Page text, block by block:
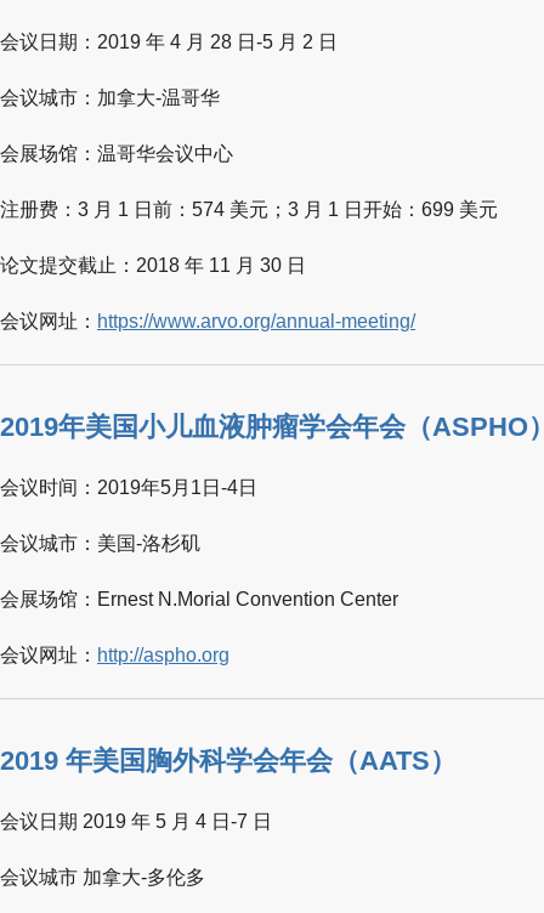
会议日期：2019 年 4 月 28 日-5 月 2 日
会议城市：加拿大-温哥华
会展场馆：温哥华会议中心
注册费：3 月 1 日前：574 美元；3 月 1 日开始：699 美元
论文提交截止：2018 年 11 月 30 日
会议网址： https://www.arvo.org/annual-meeting/
2019年美国小儿血液肿瘤学会年会（ASPHO
会议时间：2019年5月1日-4日
会议城市：美国-洛杉矶
会展场馆：Ernest N.Morial Convention Center
会议网址： http://aspho.org
2019 年美国胸外科学会年会（AATS）
会议日期 2019 年 5 月 4 日-7 日
会议城市 加拿大-多伦多